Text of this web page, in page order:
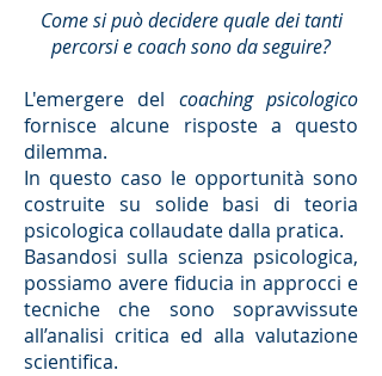
Come si può decidere quale dei tanti
percorsi e coach sono da seguire?
L'emergere del coaching psicologico
fornisce alcune risposte a questo
dilemma.
In questo caso le opportunità sono
costruite su solide basi di teoria
psicologica collaudate dalla pratica.
Basandosi sulla scienza psicologica,
possiamo avere fiducia in approcci e
tecniche che sono sopravvissute
all’analisi critica ed alla valutazione
scientifica.